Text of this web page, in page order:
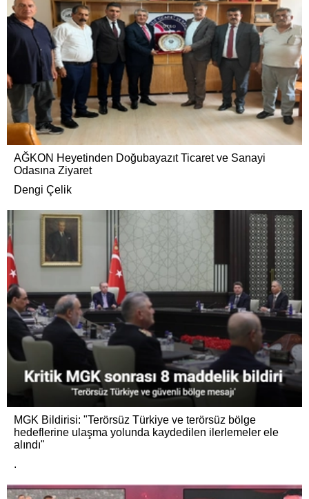
AĞKON Heyetinden Doğubayazıt Ticaret ve Sanayi
Odasına Ziyaret
Dengi Çelik
MGK Bildirisi: "Terörsüz Türkiye ve terörsüz bölge
hedeflerine ulaşma yolunda kaydedilen ilerlemeler ele
alındı"
.